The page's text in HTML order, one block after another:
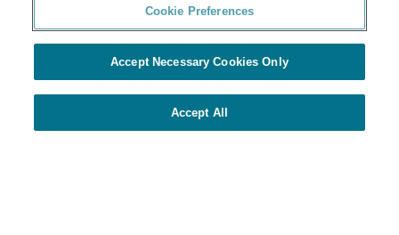
Cookie Preferences
Accept Necessary Cookies Only
Accept All